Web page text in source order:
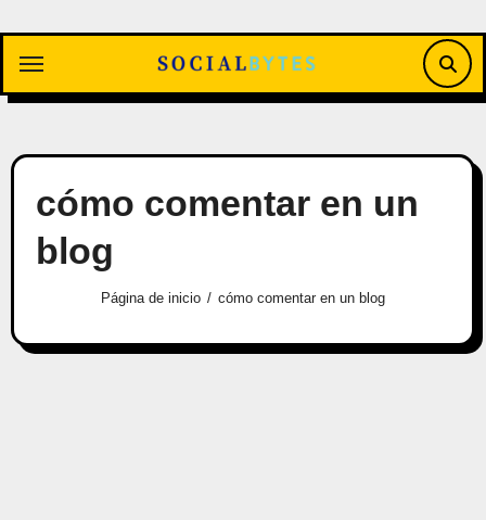
contenido
cómo comentar en un
blog
Página de inicio cómo comentar en un blog